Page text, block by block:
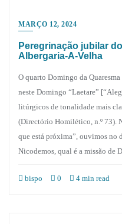
MARÇO 12, 2024
Peregrinação jubilar
Albergaria-A-Velha
O quarto Domingo da
neste Domingo “Laetare”
litúrgicos de tonalidade mais
(Directório Homilético, n.º 73).
que está próxima”, ouvimos no
Nicodemos, qual é a missão de
bispo 0 4 min read